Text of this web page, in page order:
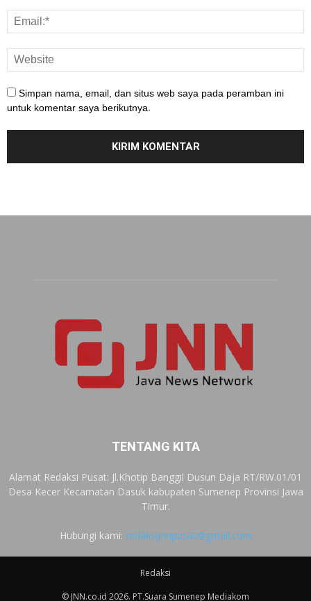
Simpan nama, email, dan situs web saya pada peramban ini
untuk komentar saya berikutnya.
TENTANG KITA
Alamat Redaksi Pusat: Jl.Khotip Banggil Dusun Daja RT/RW.01/01
Desa Kecer Kecamatan Dasuk kabupaten Sumenep Provinsi Jawa
Timur.
Hubungi kami: redaksijnnpusat@gmail.com
Redaksi
© JNN.co.id 2026. PT.Suara Sumenep Mediakom